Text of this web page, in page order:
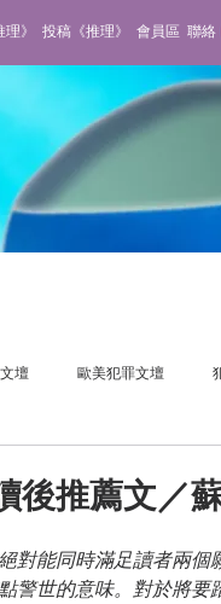
》 投稿《推理》 會員區 聯絡
壇 歐美犯罪文壇
後推薦文／
對能同時滿足讀者兩個
警世的意味。對於將要